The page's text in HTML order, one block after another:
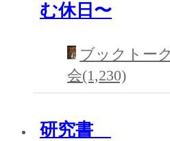
む休日〜
ブックトー
会(1,230)
研究書